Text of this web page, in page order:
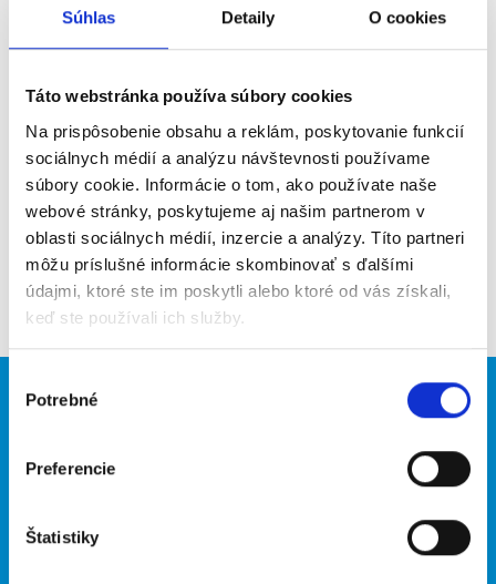
Súhlas Detaily O cookies
Táto webstránka používa súbory cookies
Na prispôsobenie obsahu a reklám, poskytovanie funkcií
sociálnych médií a analýzu návštevnosti používame
súbory cookie. Informácie o tom, ako používate naše
webové stránky, poskytujeme aj našim partnerom v
oblasti sociálnych médií, inzercie a analýzy. Títo partneri
môžu príslušné informácie skombinovať s ďalšími
údajmi, ktoré ste im poskytli alebo ktoré od vás získali,
keď ste používali ich služby.
súhlasu
Potrebné
Preferencie
Štatistiky
Poslať na email
Upozorniť na inzerát
Pridať do obľúbených
Späť
Brigádnici
Hľadané brigády
O portáli Naše ďalšie projekty